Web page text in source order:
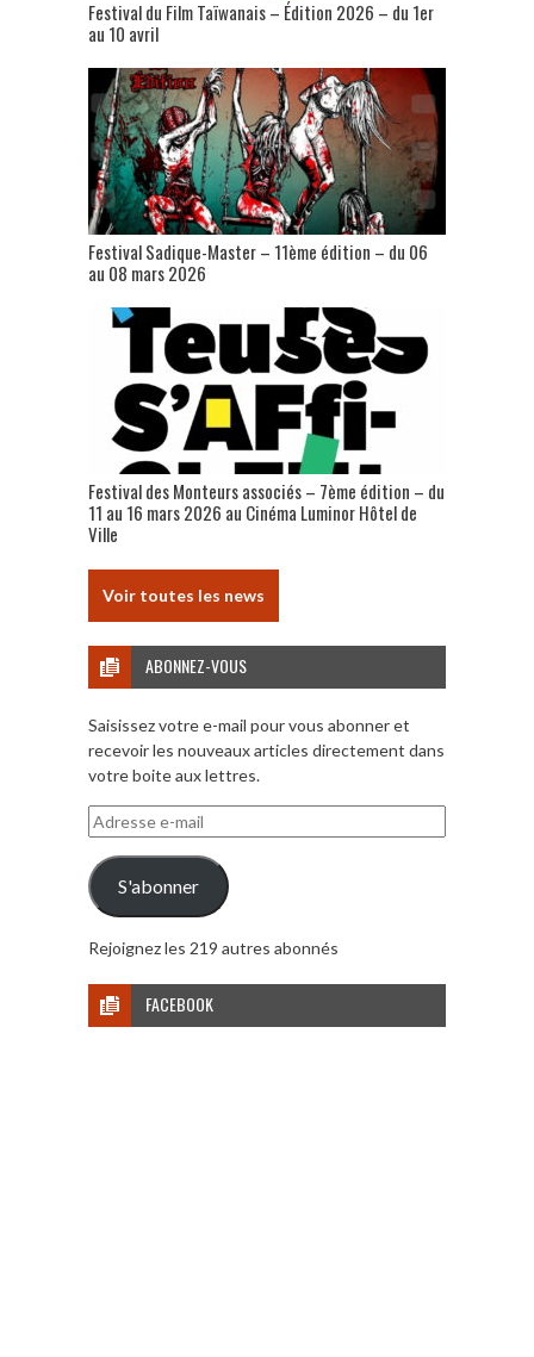
Festival du Film Taïwanais – Édition 2026 – du 1er
au 10 avril
Festival Sadique-Master – 11ème édition – du 06
au 08 mars 2026
Festival des Monteurs associés – 7ème édition – du
11 au 16 mars 2026 au Cinéma Luminor Hôtel de
Ville
Voir toutes les news
ABONNEZ-VOUS
Saisissez votre e-mail pour vous abonner et
recevoir les nouveaux articles directement dans
votre boite aux lettres.
Adresse
e-
mail
S'abonner
Rejoignez les 219 autres abonnés
FACEBOOK